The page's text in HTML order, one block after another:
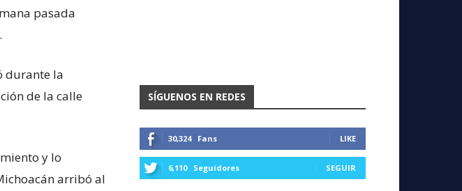
pasada
durante la
de la calle
y lo
arribó al
SÍGUENOS EN REDES
30,324 Fans LIKE
6,110 Seguidores SEGUIR